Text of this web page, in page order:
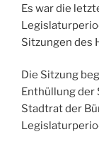
Es war die
Sitzungen des
Die Sitzung
Enthüllung der
Stadtrat der